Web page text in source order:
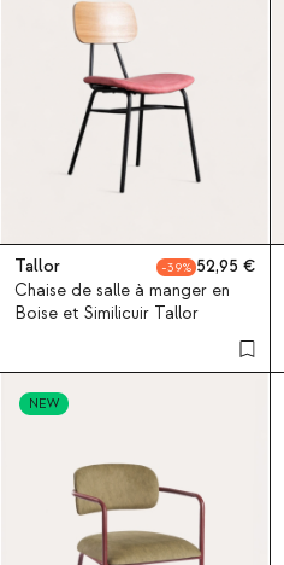
Tallor 39
52,95
Chaise de salle à manger en
Boise et Similicuir Tallor
NEW